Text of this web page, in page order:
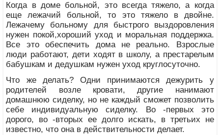
Когда в доме больной, это всегда тяжело, а когда
еще лежачий больной, то это тяжело в двойне.
Лежачему больному для быстрого выздоровления
нужен покой,хороший уход и моральная поддержка.
Все это обеспечить дома не реально. Взрослые
люди работают, дети ходят в школу, а престарелым
бабушкам и дедушкам нужен уход круглосуточно.
Что же делать? Одни принимаются дежурить у
родителей возле кровати, другие нанимают
домашнюю сиделку, но не каждый сможет позволить
себе индивидуальную сиделку. Во -первых это
дорого, во -вторых ее долго искать, в третьих не
известно, что она в действительности делает.